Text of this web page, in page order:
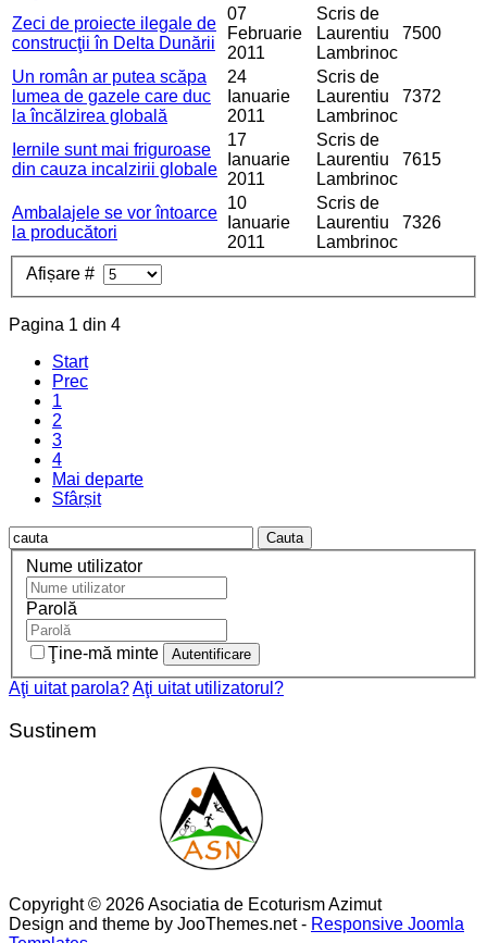
Zeci de proiecte ilegale de
construcţii în Delta Dunării
07
Februarie
2011
Scris de
Laurentiu
Lambrinoc
7500
Un român ar putea scăpa
lumea de gazele care duc
la încălzirea globală
24
Ianuarie
2011
Scris de
Laurentiu
Lambrinoc
7372
Iernile sunt mai friguroase
din cauza incalzirii globale
17
Ianuarie
2011
Scris de
Laurentiu
Lambrinoc
7615
Ambalajele se vor întoarce
la producători
10
Ianuarie
2011
Scris de
Laurentiu
Lambrinoc
7326
Afișare #
Pagina 1 din 4
Start
Prec
1
2
3
4
Mai departe
Sfârșit
Cauta
Nume utilizator
Parolă
Ţine-mă minte
Aţi uitat parola?Aţi uitat utilizatorul?
Sustinem
Copyright © 2026 Asociatia de Ecoturism Azimut
Design and theme by JooThemes.net - Responsive Joomla